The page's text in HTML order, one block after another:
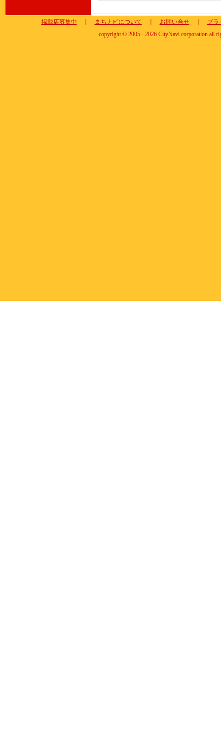
掲載店募集中 まちナビについて お問い合せ｜
プラ
copyright © 2005 - 2026 CityNavi corporation all